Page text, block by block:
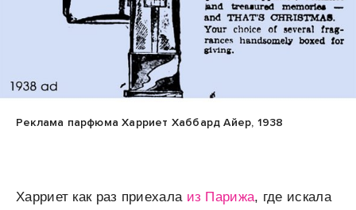
Реклама парфюма Харриет Хаббард Айер, 1938
Харриет как раз приехала из Парижа, где искала